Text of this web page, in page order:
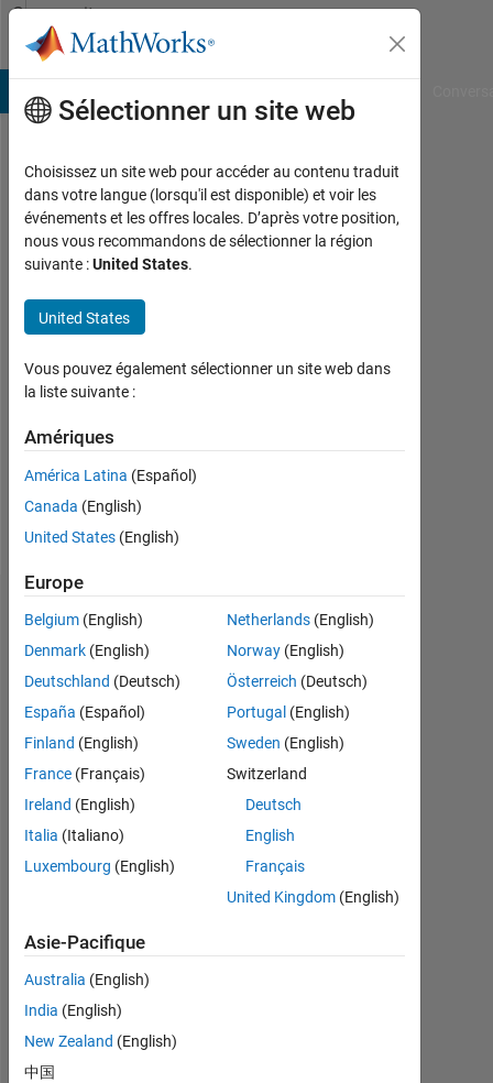
Passer au contenu
Community
Profile
Diana
Duque
Actif
2018
0
Following:
0
Follow
Tableau de bord
Statistiques
MATLAB Answers
CONTRIBUTIONS
0
2
RANG
Sélectionner un site web
Choisissez un site web pour accéder au contenu traduit
dans votre langue (lorsqu'il est disponible) et voir les
événements et les offres locales. D’après votre position,
nous vous recommandons de sélectionner la région
suivante :United States.
United States
Vous pouvez également sélectionner un site web dans
la liste suivante :
Amériques
América Latina (Español)
Canada (English)
United States (English)
Europe
Belgium (English)
Denmark (English)
Deutschland (Deutsch)
España (Español)
Finland (English)
France (Français)
Ireland (English)
Italia (Italiano)
Luxembourg (English)
Netherlands(English)
Norway(English)
Österreich (Deutsch)
Portugal (English)
Sweden (English)
Switzerland
Deutsch
English
Français
United Kingdom(English)
Asie-Pacifique
Australia (English)
India (English)
New Zealand (English)
中国